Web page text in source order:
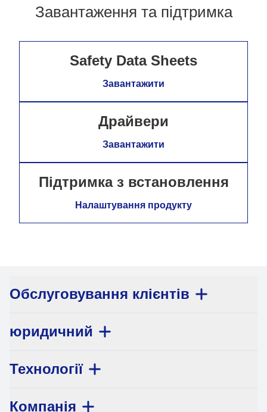
Завантаження та підтримка
Safety Data Sheets
Завантажити
Драйвери
Завантажити
Підтримка з встановлення
Налаштування продукту
Обслуговування клієнтів
юридичний
Технології
Компанія